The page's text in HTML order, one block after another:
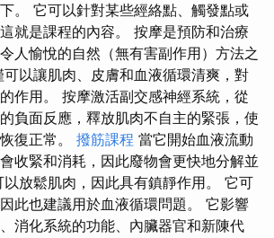
。 它可以針對某些經絡點、觸發點或
就是課程的內容。 按摩是預防和治療
人愉悅的自然（無有害副作用）方法之
以讓肌肉、皮膚和血液循環清爽，對
作用。 按摩激活副交感神經系統，從
負面反應，釋放肌肉不自主的緊張，使
復正常。 撥筋課程 當它開始血液流動
收緊和消耗，因此廢物會更快地分解並
放鬆肌肉，因此具有鎮靜作用。 它可
此也建議用於血液循環問題。 它影響
消化系統的功能、內臟器官和新陳代